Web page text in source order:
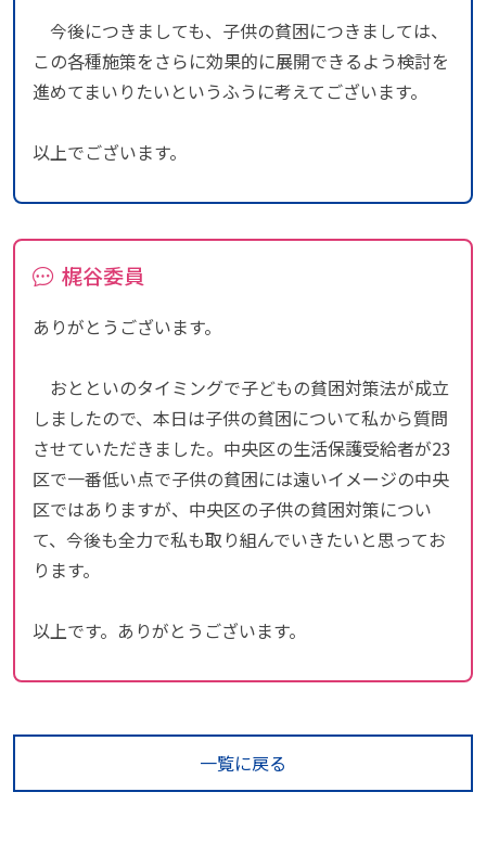
今後につきましても、子供の貧困につきましては、
この各種施策をさらに効果的に展開できるよう検討を
進めてまいりたいというふうに考えてございます。
以上でございます。
梶谷委員
ありがとうございます。
おとといのタイミングで子どもの貧困対策法が成立
しましたので、本日は子供の貧困について私から質問
させていただきました。中央区の生活保護受給者が23
区で一番低い点で子供の貧困には遠いイメージの中央
区ではありますが、中央区の子供の貧困対策につい
て、今後も全力で私も取り組んでいきたいと思ってお
ります。
以上です。ありがとうございます。
一覧に戻る